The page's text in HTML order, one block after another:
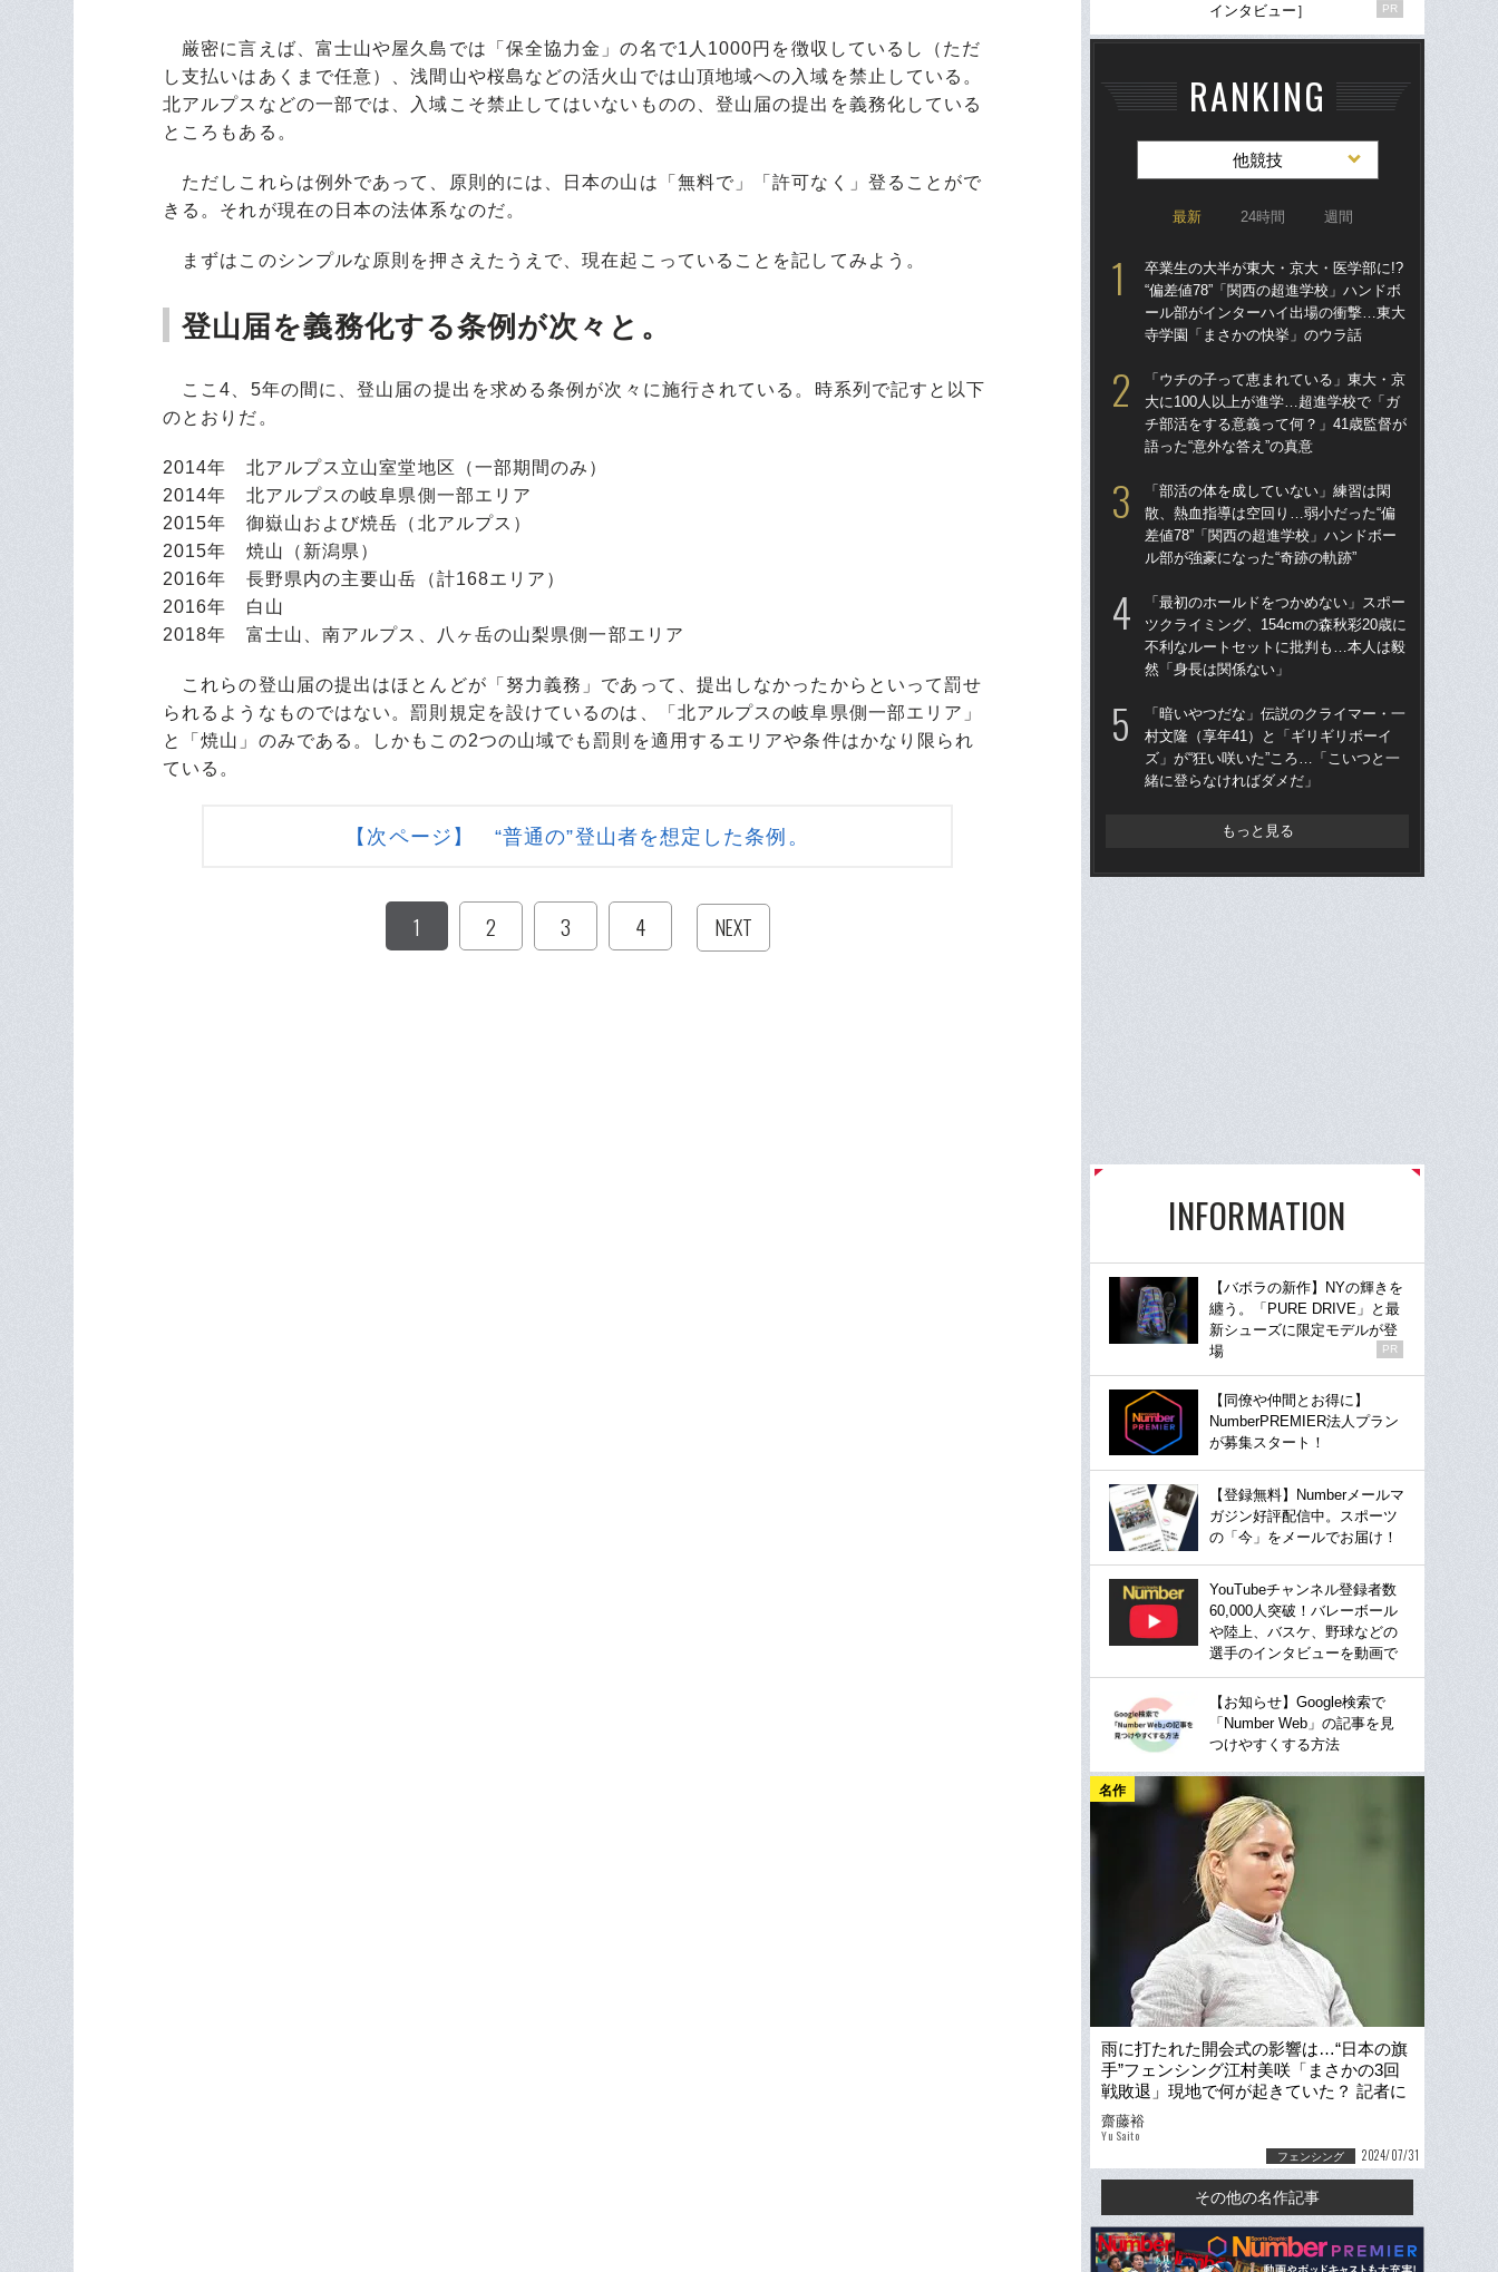
厳密に言えば、富士山や屋久島では「保全協力金」の名で1人1000円を徴収しているし（ただ
し支払いはあくまで任意）、浅間山や桜島などの活火山では山頂地域への入域を禁止している。
北アルプスなどの一部では、入域こそ禁止してはいないものの、登山届の提出を義務化している
ところもある。
ただしこれらは例外であって、原則的には、日本の山は「無料で」「許可なく」登ることがで
きる。それが現在の日本の法体系なのだ。
まずはこのシンプルな原則を押さえたうえで、現在起こっていることを記してみよう。
登山届を義務化する条例が次々と。
ここ4、5年の間に、登山届の提出を求める条例が次々に施行されている。時系列で記すと以下
のとおりだ。
2014年 北アルプス立山室堂地区（一部期間のみ）
2014年 北アルプスの岐阜県側一部エリア
2015年 御嶽山および焼岳（北アルプス）
2015年 焼山（新潟県）
2016年 長野県内の主要山岳（計168エリア）
2016年 白山
2018年 富士山、南アルプス、八ヶ岳の山梨県側一部エリア
これらの登山届の提出はほとんどが「努力義務」であって、提出しなかったからといって罰せ
られるようなものではない。罰則規定を設けているのは、「北アルプスの岐阜県側一部エリア」
と「焼山」のみである。しかもこの2つの山域でも罰則を適用するエリアや条件はかなり限られ
ている。
【次ページ】 “普通の”登山者を想定した条例。
1 2 3 4 NEXT
インタビュー］
PR
RANKING
他競技
最新 24時間 週間
卒業生の大半が東大・京大・医学部に!?
“偏差値78”「関西の超進学校」ハンドボ
ール部がインターハイ出場の衝撃…東大
寺学園「まさかの快挙」のウラ話
「ウチの子って恵まれている」東大・京
大に100人以上が進学…超進学校で「ガ
チ部活をする意義って何？」41歳監督が
語った“意外な答え”の真意
「部活の体を成していない」練習は閑
散、熱血指導は空回り…弱小だった“偏
差値78”「関西の超進学校」ハンドボー
ル部が強豪になった“奇跡の軌跡”
「最初のホールドをつかめない」スポー
ツクライミング、154cmの森秋彩20歳に
不利なルートセットに批判も…本人は毅
然「身長は関係ない」
「暗いやつだな」伝説のクライマー・一
村文隆（享年41）と「ギリギリボーイ
ズ」が“狂い咲いた”ころ…「こいつと一
緒に登らなければダメだ」
もっと見る
INFORMATION
【バボラの新作】NYの輝きを
纏う。「PURE DRIVE」と最
新シューズに限定モデルが登
場
PR
【同僚や仲間とお得に】
NumberPREMIER法人プラン
が募集スタート！
【登録無料】Numberメールマ
ガジン好評配信中。スポーツ
の「今」をメールでお届け！
YouTubeチャンネル登録者数
60,000人突破！バレーボール
や陸上、バスケ、野球などの
選手のインタビューを動画で
【お知らせ】Google検索で
「Number Web」の記事を見
つけやすくする方法
名作
雨に打たれた開会式の影響は…“日本の旗
手”フェンシング江村美咲「まさかの3回
戦敗退」現地で何が起きていた？ 記者に
語った“原因不明の違和感”
齋藤裕
Yu Saito
フェンシング 2024/07/31
その他の名作記事